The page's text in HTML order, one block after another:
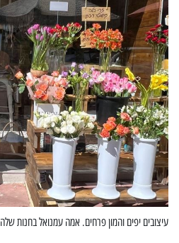
עיצובים יפים והמון פרחים. אמה עמנואל בחנות שלה